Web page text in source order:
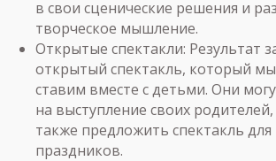
в свои сценические решения и
творческое мышление.
Открытые спектакли: Результат
открытый спектакль, который
ставим вместе с детьми. Они
на выступление своих родителей,
также предложить спектакль
праздников.